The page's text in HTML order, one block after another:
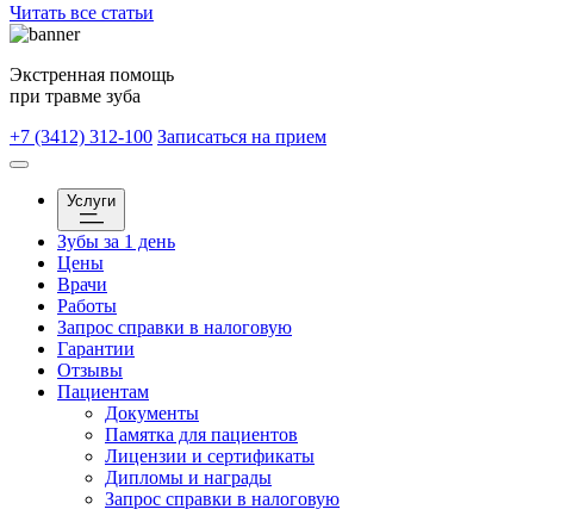
Читать все статьи
Экстренная помощь
при травме зуба
+7 (3412) 312-100 Записаться на прием
Услуги
Зубы за 1 день
Цены
Врачи
Работы
Запрос справки в налоговую
Гарантии
Отзывы
Пациентам
Документы
Памятка для пациентов
Лицензии и сертификаты
Дипломы и награды
Запрос справки в налоговую